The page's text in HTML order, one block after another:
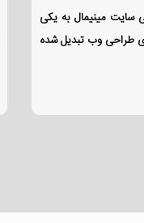
سایت مینیمال به یکی
طراحی وب تبدیل شده